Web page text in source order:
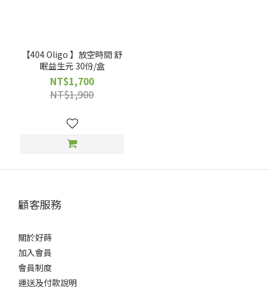
【404 Oligo 】放空時間 舒
眠益生元 30份/盒
NT$1,700
NT$1,900
顧客服務
關於好蒔
加入會員
會員制度
運送及付款說明